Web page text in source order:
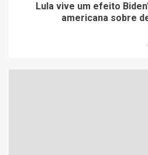
'Lula vive um efeito
americana sobre